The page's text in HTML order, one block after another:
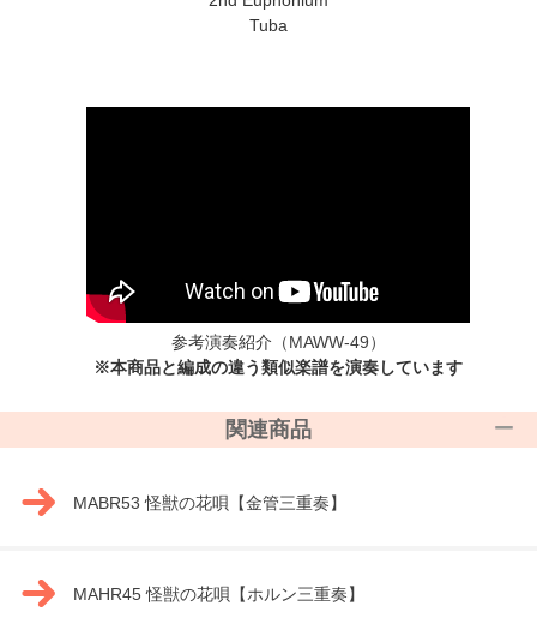
Tuba
参考演奏紹介 （MAWW-49）
※本商品と編成の違う類似楽譜を演奏しています
関連商品
MABR53 怪獣の花唄【金管三重奏】
MAHR45 怪獣の花唄【ホルン三重奏】